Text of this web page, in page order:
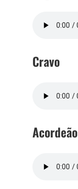
Cravo
Acordeão